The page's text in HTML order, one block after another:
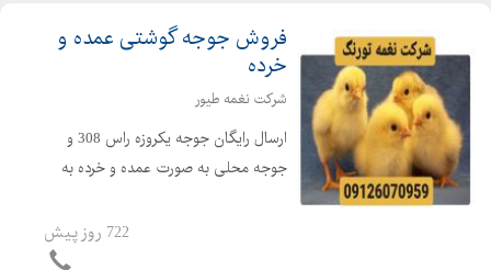
فروش جوجه گوشتی عمده و
خرده
شرکت نغمه طیور
ارسال رایگان جوجه یکروزه راس 308 و
جوجه محلی به صورت عمده و خرده به
کیفیت فروش مرغ بومی یک روزه به
صورت عمده و خرده بهترین قیمت جوجه
722 روز پیش